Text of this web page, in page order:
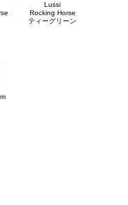
Lussi
Rocking Horse
ティーグリーン